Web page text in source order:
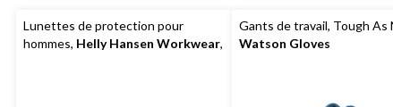
Lunettes de protection pour
hommes, Helly Hansen Workwear,
Gants de travail, Tough As
Watson Gloves